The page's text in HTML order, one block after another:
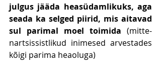
julgus jääda heasüdamlikuks, aga
seada ka selged piirid, mis aitavad
sul parimal moel toimida (mitte-
nartsissistlikud inimesed arvestades
kõigi parima heaoluga)